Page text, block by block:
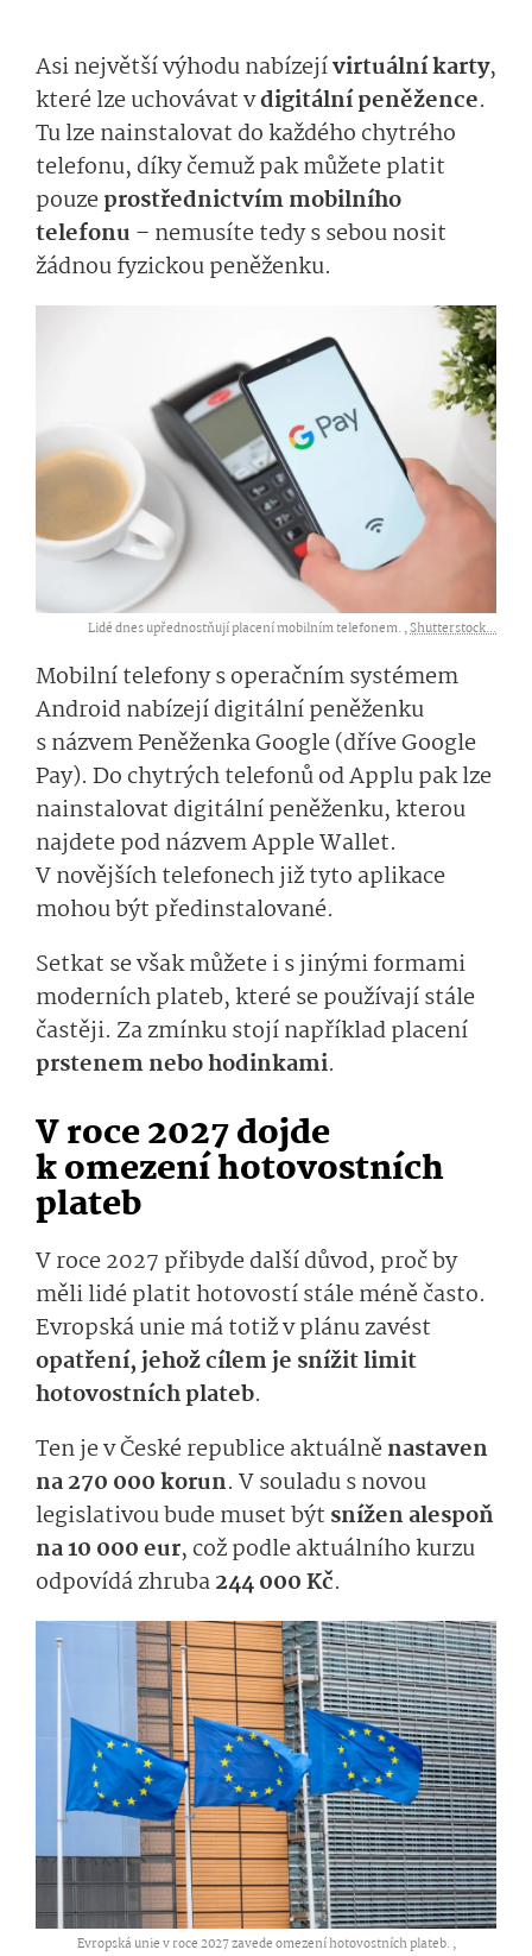
Asi největší výhodu nabízejívirtuální karty,
které lze uchovávat vdigitální peněžence.
Tu lze nainstalovat do každého chytrého
telefonu, díky čemuž pak můžete platit
pouzeprostřednictvím mobilního
telefonu – nemusíte tedy s sebou nosit
žádnou fyzickou peněženku.
Lidé dnes upřednostňují placení mobilním telefonem. ,Shutterstock...
Mobilní telefony s operačním systémem
Android nabízejí digitální peněženku
s názvem Peněženka Google (dříve Google
Pay). Do chytrých telefonů od Applu pak lze
nainstalovat digitální peněženku, kterou
najdete pod názvem Apple Wallet.
V novějších telefonech již tyto aplikace
mohou být předinstalované.
Setkat se však můžete i s jinými formami
moderních plateb, které se používají stále
častěji. Za zmínku stojí například placení
prstenem nebo hodinkami.
V roce 2027 dojde
k omezení hotovostních
plateb
V roce 2027 přibyde další důvod, proč by
měli lidé platit hotovostí stále méně často.
Evropská unie má totiž v plánu zavést
opatření, jehož cílem je snížit limit
hotovostních plateb.
Ten je v České republice aktuálněnastaven
na 270 000 korun. V souladu s novou
legislativou bude muset být snížen alespoň
na 10 000 eur, což podle aktuálního kurzu
odpovídá zhruba244 000 Kč.
Evropská unie v roce 2027 zavede omezení hotovostních plateb. ,